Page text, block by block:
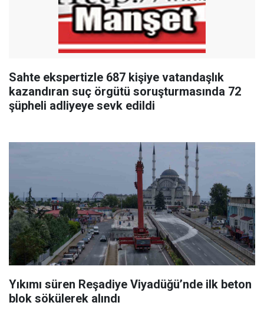
Sahte ekspertizle 687 kişiye vatandaşlık
kazandıran suç örgütü soruşturmasında 72
şüpheli adliyeye sevk edildi
Yıkımı süren Reşadiye Viyadüğü’nde ilk beton
blok sökülerek alındı